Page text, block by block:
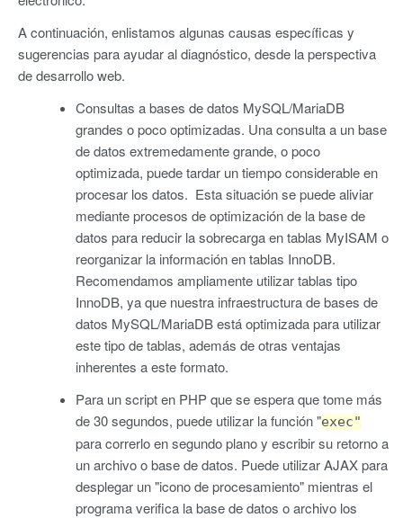
A continuación, enlistamos algunas causas específicas y
sugerencias para ayudar al diagnóstico, desde la perspectiva
de desarrollo web.
Consultas a bases de datos MySQL/MariaDB
grandes o poco optimizadas. Una consulta a un base
de datos extremedamente grande, o poco
optimizada, puede tardar un tiempo considerable en
procesar los datos. Esta situación se puede aliviar
mediante procesos de optimización de la base de
datos para reducir la sobrecarga en tablas MyISAM o
reorganizar la información en tablas InnoDB.
Recomendamos ampliamente utilizar tablas tipo
InnoDB, ya que nuestra infraestructura de bases de
datos MySQL/MariaDB está optimizada para utilizar
este tipo de tablas, además de otras ventajas
inherentes a este formato.
Para un script en PHP que se espera que tome más
de 30 segundos, puede utilizar la función "exec"
para correrlo en segundo plano y escribir su retorno a
un archivo o base de datos. Puede utilizar AJAX para
desplegar un "icono de procesamiento" mientras el
programa verifica la base de datos o archivo los